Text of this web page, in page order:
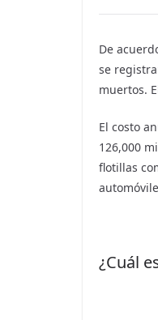
De
se
muertos.
El costo
126,000
flotillas
¿Cuál